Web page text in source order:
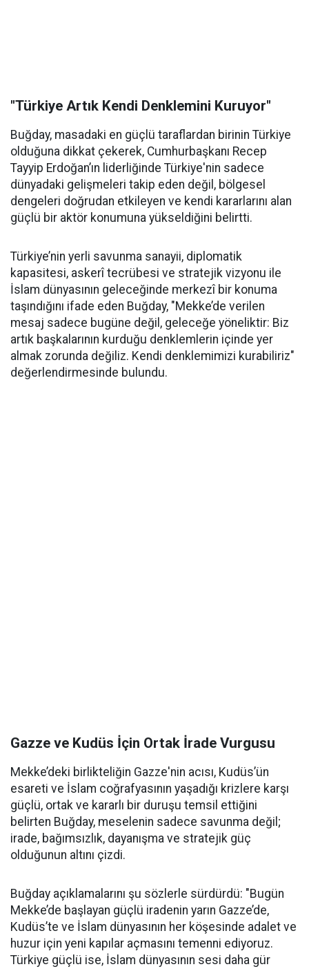
"Türkiye Artık Kendi Denklemini Kuruyor"
Buğday, masadaki en güçlü taraflardan birinin Türkiye
olduğuna dikkat çekerek, Cumhurbaşkanı Recep
Tayyip Erdoğan’ın liderliğinde Türkiye'nin sadece
dünyadaki gelişmeleri takip eden değil, bölgesel
dengeleri doğrudan etkileyen ve kendi kararlarını alan
güçlü bir aktör konumuna yükseldiğini belirtti.
Türkiye’nin yerli savunma sanayii, diplomatik
kapasitesi, askerî tecrübesi ve stratejik vizyonu ile
İslam dünyasının geleceğinde merkezî bir konuma
taşındığını ifade eden Buğday, "Mekke’de verilen
mesaj sadece bugüne değil, geleceğe yöneliktir: Biz
artık başkalarının kurduğu denklemlerin içinde yer
almak zorunda değiliz. Kendi denklemimizi kurabiliriz"
değerlendirmesinde bulundu.
Gazze ve Kudüs İçin Ortak İrade Vurgusu
Mekke’deki birlikteliğin Gazze'nin acısı, Kudüs’ün
esareti ve İslam coğrafyasının yaşadığı krizlere karşı
güçlü, ortak ve kararlı bir duruşu temsil ettiğini
belirten Buğday, meselenin sadece savunma değil;
irade, bağımsızlık, dayanışma ve stratejik güç
olduğunun altını çizdi.
Buğday açıklamalarını şu sözlerle sürdürdü: "Bugün
Mekke’de başlayan güçlü iradenin yarın Gazze’de,
Kudüs’te ve İslam dünyasının her köşesinde adalet ve
huzur için yeni kapılar açmasını temenni ediyoruz.
Türkiye güçlü ise, İslam dünyasının sesi daha gür